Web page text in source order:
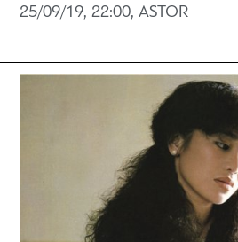
25/09/19, 22:00, ASTOR